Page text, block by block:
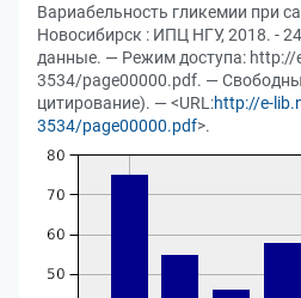
Вариабельность гликемии при
Новосибирск : ИПЦ НГУ, 2018. -
данные. — Режим доступа:
3534/page00000.pdf. —
цитирование). — <URL:http://e-
3534/page00000.pdf>.